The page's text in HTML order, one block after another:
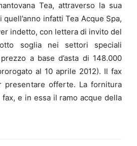
Tea, attraverso la sua
infatti Tea Acque Spa,
indetto, con lettera di invito del
soglia nei settori speciali
a base d’asta di 148.000
al 10 aprile 2012). Il fax
presentare offerte. La fornitura
e in essa il ramo acque della